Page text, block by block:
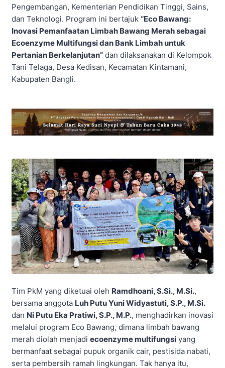
Pengembangan, Kementerian Pendidikan Tinggi, Sains,
dan Teknologi. Program ini bertajuk “Eco Bawang:
Inovasi Pemanfaatan Limbah Bawang Merah sebagai
Ecoenzyme Multifungsi dan Bank Limbah untuk
Pertanian Berkelanjutan” dan dilaksanakan di Kelompok
Tani Telaga, Desa Kedisan, Kecamatan Kintamani,
Kabupaten Bangli.
Tim PkM yang diketuai oleh Ramdhoani, S.Si., M.Si.,
bersama anggota Luh Putu Yuni Widyastuti, S.P., M.Si.
dan Ni Putu Eka Pratiwi, S.P., M.P., menghadirkan inovasi
melalui program Eco Bawang, dimana limbah bawang
merah diolah menjadi ecoenzyme multifungsi yang
bermanfaat sebagai pupuk organik cair, pestisida nabati,
serta pembersih ramah lingkungan. Tak hanya itu,